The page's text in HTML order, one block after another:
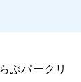
ぶパークリ